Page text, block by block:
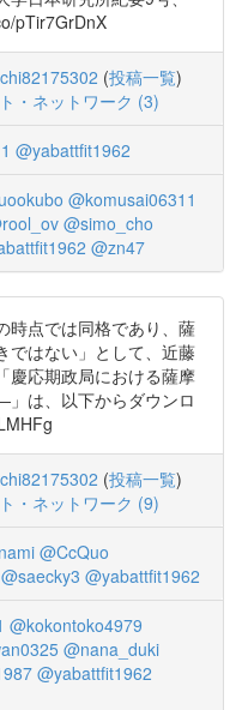
pTir7GrDnX
(投稿一覧)
・ネットワーク (3)
@yabattfit1962
@komusai06311
@simo_cho
@zn47
時点では同格であり、薩
ではない」として、近藤
慶応期政局における薩摩
は、以下からダウンロ
(投稿一覧)
・ネットワーク (9)
@CcQuo
@saecky3 @yabattfit1962
@kokontoko4979
@nana_duki
@yabattfit1962